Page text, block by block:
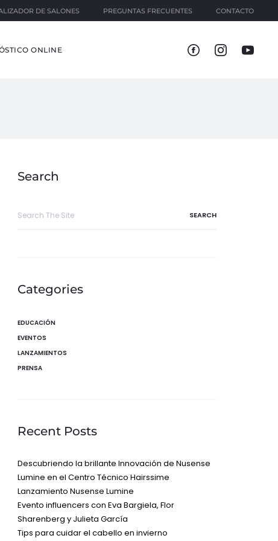
DE SALONES PREGUNTAS FRECUENTES CONTACTO
ONLINE
Search
Categories
EDUCACIÓN
EVENTOS
LANZAMIENTOS
PRENSA
Recent Posts
Descubriendo la brillante Innovación de Nusense
Lumine en el Centro Técnico Hairssime
Lanzamiento Nusense Lumine
Evento influencers con Eva Bargiela, Flor
Sharenberg y Julieta García
Tips para cuidar el cabello en invierno